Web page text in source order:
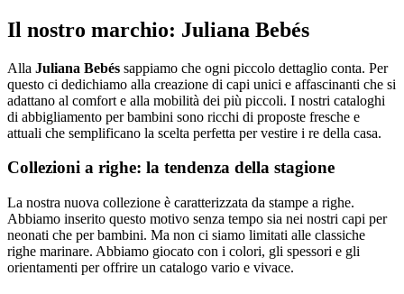
Il nostro marchio: Juliana Bebés
Alla Juliana Bebés sappiamo che ogni piccolo dettaglio conta. Per
questo ci dedichiamo alla creazione di capi unici e affascinanti che si
adattano al comfort e alla mobilità dei più piccoli. I nostri cataloghi
di abbigliamento per bambini sono ricchi di proposte fresche e
attuali che semplificano la scelta perfetta per vestire i re della casa.
Collezioni a righe: la tendenza della stagione
La nostra nuova collezione è caratterizzata da stampe a righe.
Abbiamo inserito questo motivo senza tempo sia nei nostri capi per
neonati che per bambini. Ma non ci siamo limitati alle classiche
righe marinare. Abbiamo giocato con i colori, gli spessori e gli
orientamenti per offrire un catalogo vario e vivace.